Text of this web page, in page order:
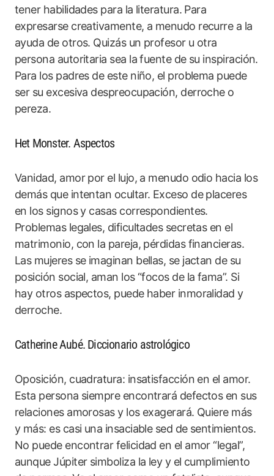
tener habilidades para la literatura. Para
expresarse creativamente, a menudo recurre a la
ayuda de otros. Quizás un profesor u otra
persona autoritaria sea la fuente de su inspiración.
Para los padres de este niño, el problema puede
ser su excesiva despreocupación, derroche o
pereza.
Het Monster. Aspectos
Vanidad, amor por el lujo, a menudo odio hacia los
demás que intentan ocultar. Exceso de placeres
en los signos y casas correspondientes.
Problemas legales, dificultades secretas en el
matrimonio, con la pareja, pérdidas financieras.
Las mujeres se imaginan bellas, se jactan de su
posición social, aman los “focos de la fama”. Si
hay otros aspectos, puede haber inmoralidad y
derroche.
Catherine Aubé. Diccionario astrológico
Oposición, cuadratura: insatisfacción en el amor.
Esta persona siempre encontrará defectos en sus
relaciones amorosas y los exagerará. Quiere más
y más: es casi una insaciable sed de sentimientos.
No puede encontrar felicidad en el amor “legal”,
aunque Júpiter simboliza la ley y el cumplimiento